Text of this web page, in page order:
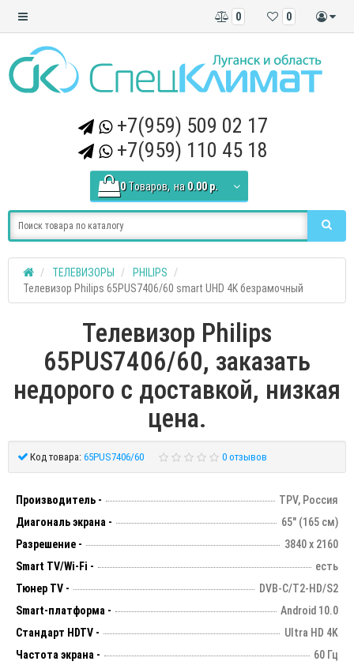
0
0
+7(959) 509 02 17
+7(959) 110 45 18
0 Tоваров, на 0.00 р.
ТЕЛЕВИЗОРЫ
PHILIPS
Телевизор Philips 65PUS7406/60 smart UHD 4K безрамочный
Телевизор Philips
65PUS7406/60, заказать
недорого с доставкой, низкая
цена.
Код товара: 65PUS7406/60 0 отзывов
Производитель -
TPV, Россия
Диагональ экрана -
65" (165 см)
Разрешение -
3840 х 2160
Smart TV/Wi-Fi -
есть
Тюнер TV -
DVB-C/T2-HD/S2
Smart-платформа -
Android 10.0
Стандарт HDTV -
Ultra HD 4K
Частота экрана -
60 Гц